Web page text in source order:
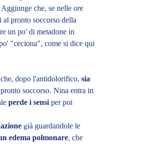
che, se nelle ore
pronto soccorso della
un po' di metadone in
"ceciona", come si dice qui
che, dopo l'antidolorifico,sia
soccorso. Nina entra in
perde i sensi per poi
già guardandole le
edema polmonare, che